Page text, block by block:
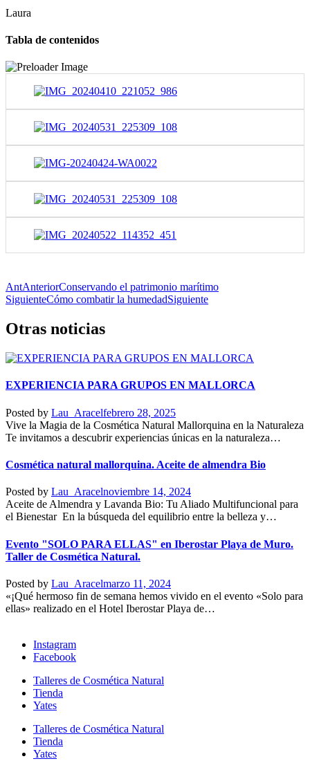
Laura
Tabla de contenidos
AntAnteriorConservando el patrimonio marítimo
SiguienteCómo combatir la humedadSiguiente
Otras noticias
EXPERIENCIA PARA GRUPOS EN MALLORCA
Posted by Lau_Aracelfebrero 28, 2025
Vive la Magia de la Cosmética Natural Mallorquina en la Naturaleza
Te invitamos a descubrir experiencias únicas en la naturaleza…
Cosmética natural mallorquina. Aceite de almendra Bio
Posted by Lau_Aracelnoviembre 14, 2024
Aceite de Almendra y Lavanda Bio: Tu Aliado Multifuncional para
el Bienestar En la búsqueda del equilibrio entre la belleza y…
Evento "SOLO PARA ELLAS" en Iberostar Playa de Muro.
Taller de Cosmética Natural.
Posted by Lau_Aracelmarzo 11, 2024
«¡Qué hermoso fin de semana hemos vivido en el evento «Solo para
ellas» realizado en el Hotel Iberostar Playa de…
Instagram
Facebook
Talleres de Cosmética Natural
Tienda
Yates
Talleres de Cosmética Natural
Tienda
Yates